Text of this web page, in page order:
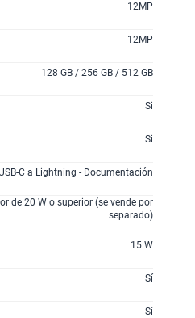
12MP
12MP
128 GB / 256 GB / 512 GB
Si
Si
C a Lightning - Documentación
de 20 W o superior (se vende por
separado)
15 W
Sí
Sí